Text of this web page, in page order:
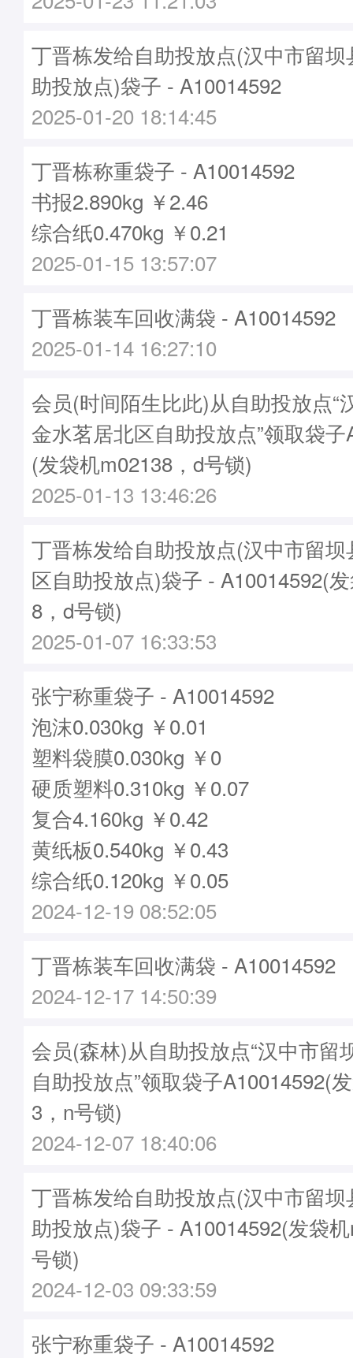
丁晋栋发给自助投放点(汉中市留
助投放点)袋子 - A10014592
2025-01-20 18:14:45
丁晋栋称重袋子 - A10014592
书报2.890kg ￥2.46
综合纸0.470kg ￥0.21
2025-01-15 13:57:07
丁晋栋装车回收满袋 - A10014592
2025-01-14 16:27:10
会员(时间陌生比此)从自助投放点“
金水茗居北区自助投放点”领取袋子
(发袋机m02138，d号锁)
2025-01-13 13:46:26
丁晋栋发给自助投放点(汉中市留
区自助投放点)袋子 - A10014592(
8，d号锁)
2025-01-07 16:33:53
张宁称重袋子 - A10014592
泡沫0.030kg ￥0.01
塑料袋膜0.030kg ￥0
硬质塑料0.310kg ￥0.07
复合4.160kg ￥0.42
黄纸板0.540kg ￥0.43
综合纸0.120kg ￥0.05
2024-12-19 08:52:05
丁晋栋装车回收满袋 - A10014592
2024-12-17 14:50:39
会员(森林)从自助投放点“汉中市留
自助投放点”领取袋子A10014592(
3，n号锁)
2024-12-07 18:40:06
丁晋栋发给自助投放点(汉中市留
助投放点)袋子 - A10014592(发袋
号锁)
2024-12-03 09:33:59
张宁称重袋子 - A10014592